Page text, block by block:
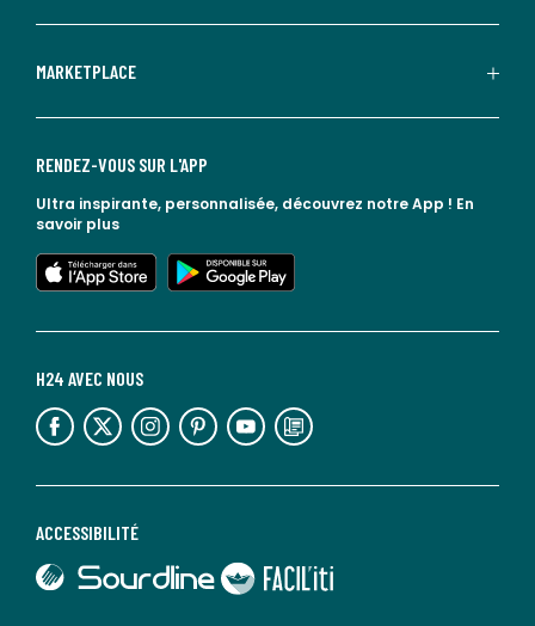
MARKETPLACE
ACCESSIBILITÉ
lien vers Sourdline
lien vers Faciliti
H24 AVEC NOUS
lien vers l'espace réseaux sociaux lien vers l'espace réseaux sociaux lien vers l'espace réseaux sociaux lien vers l'espace réseaux sociaux lien vers l'espace réseaux sociaux lien vers le blog la redoute
RENDEZ-VOUS SUR L'APP
Ultra inspirante, personnalisée, découvrez notre App ! En
savoir plus
lien vers l'app store
lien vers google play